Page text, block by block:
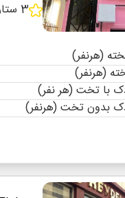
3 ستاره
با تخت (هر نفر)
بدون تخت (هرنفر)